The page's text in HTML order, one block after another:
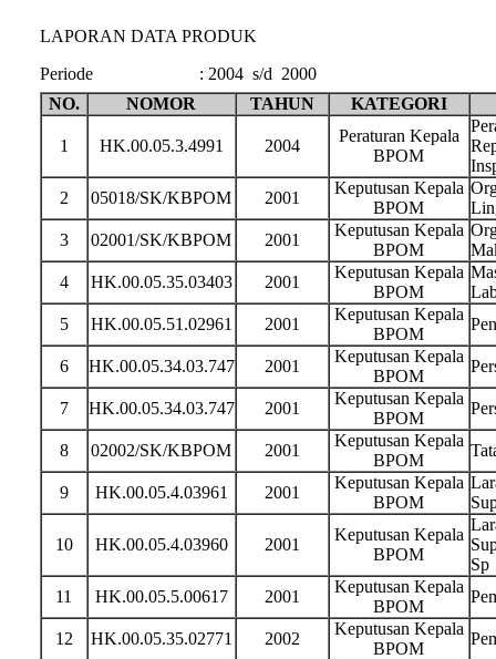
LAPORAN DATA PRODUK
Periode
: 2004 s/d 2000
NO.
NOMOR TAHUN KATEGORI
1 HK.00.05.3.4991 2004
Peraturan Kepala
BPOM
2
05018/SK/KBPOM 2001
Keputusan Kepala
BPOM
3
02001/SK/KBPOM 2001
Keputusan Kepala
BPOM
4
HK.00.05.35.03403 2001
Keputusan Kepala
BPOM
5
HK.00.05.51.02961 2001
Keputusan Kepala
BPOM
6 HK.00.05.34.03.747 2001
Keputusan Kepala
BPOM
7 HK.00.05.34.03.747 2001
Keputusan Kepala
BPOM
8 02002/SK/KBPOM 2001
Keputusan Kepala
BPOM
9 HK.00.05.4.03961 2001
Keputusan Kepala
BPOM
10 HK.00.05.4.03960 2001
Keputusan Kepala
BPOM
Sp
11
HK.00.05.5.00617 2001
Keputusan Kepala
BPOM
12 HK.00.05.35.02771 2002
Keputusan Kepala
BPOM